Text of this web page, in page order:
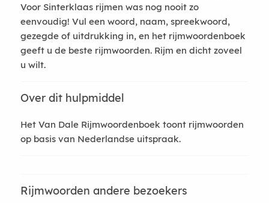
Voor Sinterklaas rijmen was nog nooit zo
eenvoudig! Vul een woord, naam, spreekwoord,
gezegde of uitdrukking in, en het rijmwoordenboek
geeft u de beste rijmwoorden. Rijm en dicht zoveel
u wilt.
Over dit hulpmiddel
Het Van Dale Rijmwoordenboek toont rijmwoorden
op basis van Nederlandse uitspraak.
Rijmwoorden andere bezoekers